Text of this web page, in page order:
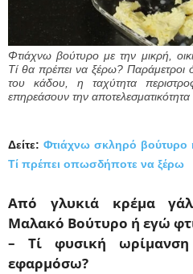
Φτιάχνω βούτυρο με την μικρή,
Τί θα πρέπει να ξέρω?
του κάδου, η ταχύτητα
επηρεάσουν την
Δείτε: Φτιάχνω σκληρό βούτυρο
Τί πρέπει οπωσδήποτε να ξέρω
Από γλυκιά κρέμα
Μαλακό Βούτυρο ή εγώ
– Τί φυσική
εφαρμόσω?